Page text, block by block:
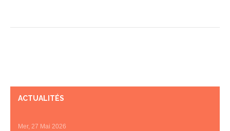
ACTUALITÉS
Mer, 27 Mai 2026